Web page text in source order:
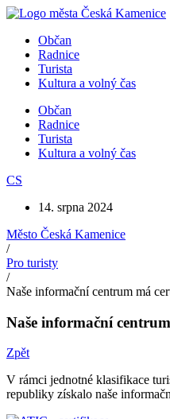
Přejít
obsahuObčan
Radnice
Turista
Kultura a volný čas
Občan
Radnice
Turista
Kultura a volný čas
CS
14. srpna 2024
Město Česká Kamenice
/
Pro turisty
/
Naše informační centrum má
Naše informační
Zpět
V rámci jednotné klasifikace
republiky získalo naše